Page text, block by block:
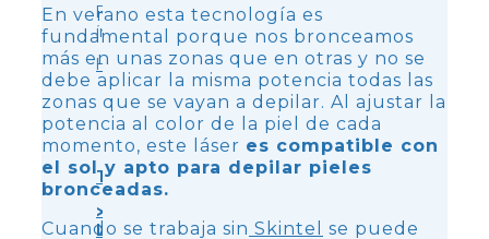
Rejuvenecimiento
íntimo
Hiperhidrosis
Tratamiento
>
Lipolaser
En verano esta tecnología es
fundamental porque nos bronceamos
más en unas zonas que en otras y no se
debe aplicar la misma potencia todas las
zonas que se vayan a depilar. Al ajustar la
potencia al color de la piel de cada
momento, este láser es compatible con
el sol y apto para depilar pieles
bronceadas.
Cuando se trabaja sin Skintel
se puede